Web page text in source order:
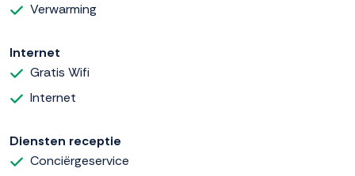
Verwarming
Internet
Gratis Wifi
Internet
Diensten receptie
Conciërgeservice